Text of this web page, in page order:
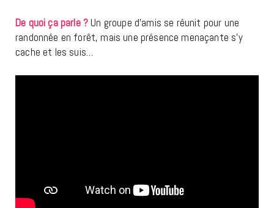
De quoi ça parle ? Un groupe d’amis se réunit pour une
randonnée en forêt, mais une présence menaçante s’y
cache et les suis…